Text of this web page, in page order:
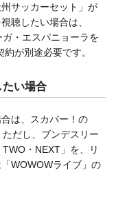
サッカーセット」が
聴したい場合は、
ガ・エスパニョーラを
が別途必要です。
たい場合
は、スカパー！の
ただし、ブンデスリー
・NEXT」を、リ
WOWOWライブ」の